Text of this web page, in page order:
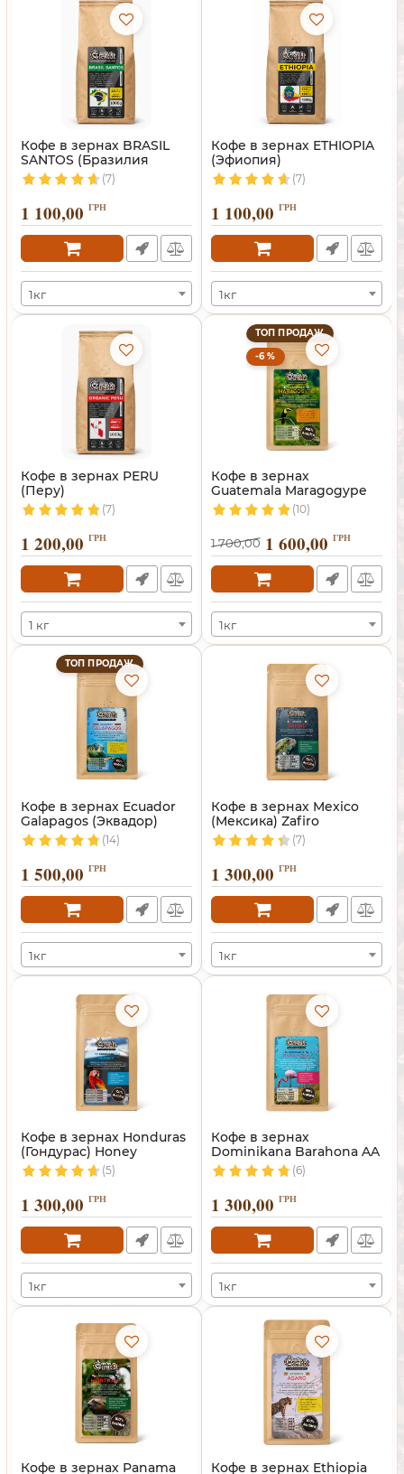
Кофе в зернах BRASIL
SANTOS (Бразилия
Сантос)
(7)
1 100,00 ГРН
1кг
Кофе в зернах ETHIOPIA
(Эфиопия)
(7)
1 100,00 ГРН
1кг
Кофе в зернах PERU
(Перу)
(7)
1 200,00 ГРН
1 кг
ТОП ПРОДАЖ
-6 %
Кофе в зернах
Guatemala Maragogype
(Марагоджип)
(10)
1 700,00 1 600,00 ГРН
1кг
ТОП ПРОДАЖ
Кофе в зернах Ecuador
Galapagos (Эквадор)
(14)
1 500,00 ГРН
1кг
Кофе в зернах Mexico
(Мексика) Zafiro
(7)
1 300,00 ГРН
1кг
Кофе в зернах Honduras
(Гондурас) Honey
(5)
1 300,00 ГРН
1кг
Кофе в зернах
Dominikana Barahona AA
(Доминикана)
(6)
1 300,00 ГРН
1кг
Кофе в зернах Panama Кофе в зернах Ethiopia